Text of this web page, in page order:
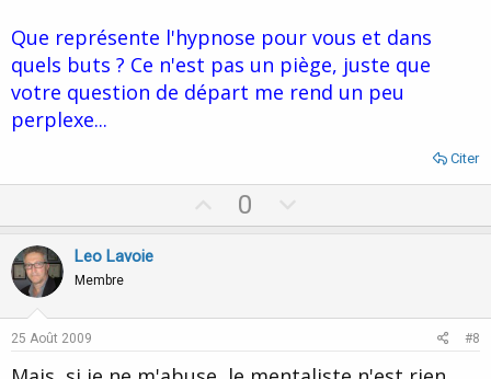
Que représente l'hypnose pour vous et dans
quels buts ? Ce n'est pas un piège, juste que
votre question de départ me rend un peu
perplexe...
Citer
p
0
o
Leo Lavoie
Membre
25 Août 2009 #8